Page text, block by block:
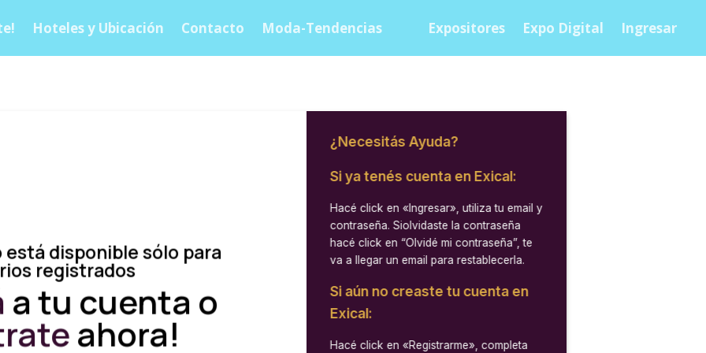
Hoteles y Ubicación Contacto Moda-Tendencias Expositores Expo Digital Ingresar
disponible sólo para
registrados
a tu cuenta o
ahora!
¿Necesitás Ayuda?
Si ya tenés cuenta en Exical:
Hacé click en «Ingresar», utiliza tu email y
contraseña. Siolvidaste la contraseña
hacé click en “Olvidé mi contraseña”, te
va a llegar un email para restablecerla.
Si aún no creaste tu cuenta en
Exical:
Hacé click en «Registrarme», completa